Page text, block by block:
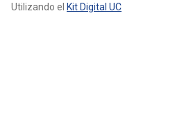
Utilizando el Kit Digital UC